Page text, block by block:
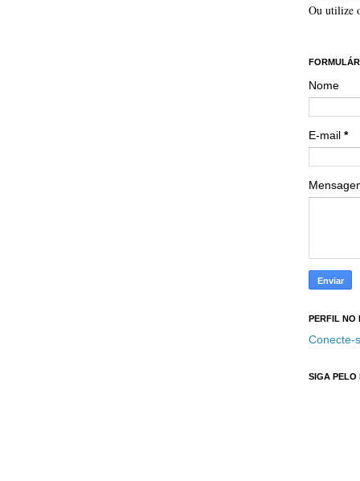
Ou utilize
Nome
E-mail *
PERFIL NO
Conecte-
SIGA PELO